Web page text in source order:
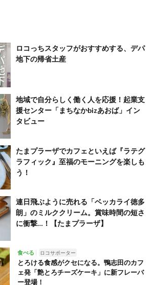
ロコっちスタッフがおすすめする、デパ
地下の帰省土産
地域で自分らしく働く人を応援！起業支
援センター「まちなかbizあおば」イン
タビュー
たまプラーザでカフェといえば『ラテグ
ラフィック』至福のモーニングを楽しも
う！
連日飛ぶように売れる「ベッカライ徳多
朗」のミルククリーム。賞味時間の短さ
に衝撃…！【たまプラーザ】
食べる ロコサポーター
とろける食感がクセになる。鴨志田のカフ
ェ発「艶とろチーズケーキ」に新フレーバ
ー登場！